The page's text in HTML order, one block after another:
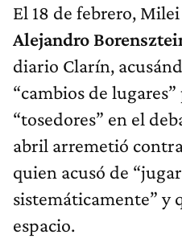
El 18 de febrero,
Alejandro
diario Clarín,
“cambios de
“tosedores” en el
abril arremetió
quien acusó de
sistemáticamente” y
espacio.